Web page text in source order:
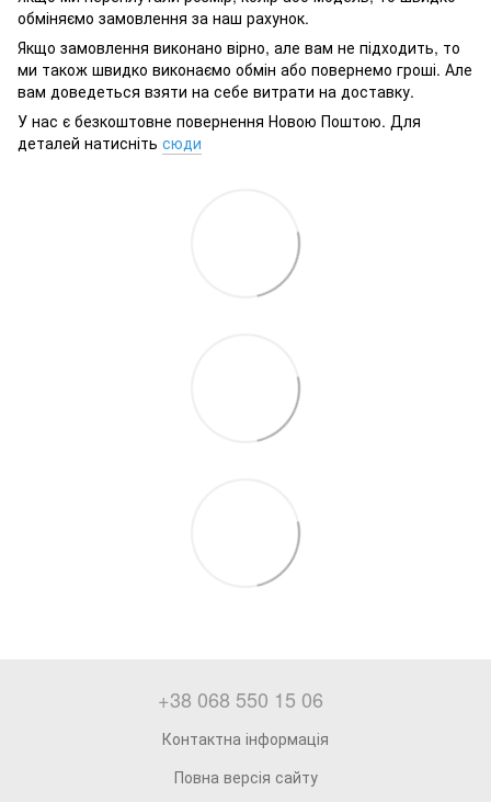
обміняємо замовлення за наш рахунок.
Якщо замовлення виконано вірно, але вам не підходить, то
ми також швидко виконаємо обмін або повернемо гроші. Але
вам доведеться взяти на себе витрати на доставку.
У нас є безкоштовне повернення Новою Поштою. Для
деталей натисніть сюди
+38 068 550 15 06
Контактна інформація
Повна версія сайту